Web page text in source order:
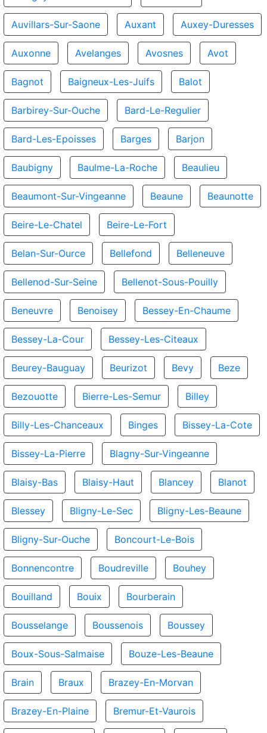
Auvillars-Sur-Saone Auxant Auxey-Duresses
Auxonne Avelanges Avosnes Avot
Bagnot Baigneux-Les-Juifs Balot
Barbirey-Sur-Ouche Bard-Le-Regulier
Bard-Les-Epoisses Barges Barjon
Baubigny Baulme-La-Roche Beaulieu
Beaumont-Sur-Vingeanne Beaune Beaunotte
Beire-Le-Chatel Beire-Le-Fort
Belan-Sur-Ource Bellefond Belleneuve
Bellenod-Sur-Seine Bellenot-Sous-Pouilly
Beneuvre Benoisey Bessey-En-Chaume
Bessey-La-Cour Bessey-Les-Citeaux
Beurey-Bauguay Beurizot Bevy Beze
Bezouotte Bierre-Les-Semur Billey
Billy-Les-Chanceaux Binges Bissey-La-Cote
Bissey-La-Pierre Blagny-Sur-Vingeanne
Blaisy-Bas Blaisy-Haut Blancey Blanot
Blessey Bligny-Le-Sec Bligny-Les-Beaune
Bligny-Sur-Ouche Boncourt-Le-Bois
Bonnencontre Boudreville Bouhey
Bouilland Bouix Bourberain
Bousselange Boussenois Boussey
Boux-Sous-Salmaise Bouze-Les-Beaune
Brain Braux Brazey-En-Morvan
Brazey-En-Plaine Bremur-Et-Vaurois